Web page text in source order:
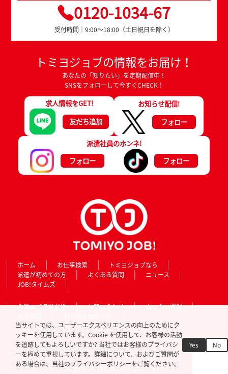
0120-1034-67
受付時間｜9:00～18:00（土日祝日を除く）
トミヨジョブの情報をお届け！
あなたの「知りたい」を定期配信中！
SNSをフォローして今すぐCHECK！
求人情報をGET!
友だち追加
お知らせ配信!
フォロー
派遣社員のホンネ!
フォロー
フォロー
ホーム お仕事検索
トミヨジョブなら
派遣が初めての方
よくある質問
ニュース
JOB!タイムズ
企業のご担当者様 お問い合わせ
カンタン登録
Copyright © TOMIYO JOB!. All Rights Reserved.
当サイトでは、ユーザーエクスペリエンスの向上のためにク
ッキーを使用しています。Cookie を使用して、お客様の活動
を追跡してもよろしいですか? 当社ではお客様のプライバシ
ーを極めて重視しています。詳細について、およびご質問が
ある場合は、当社のプライバシーポリシーをご覧ください。
Yes No